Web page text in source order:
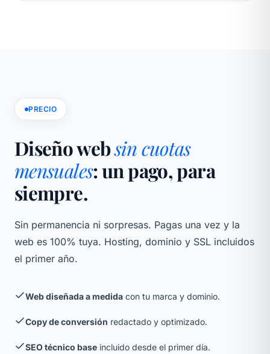
PRECIO
Diseño websin cuotas
mensuales: un pago, para
siempre.
Sin permanencia ni sorpresas. Pagas una vez y la
web es 100% tuya. Hosting, dominio y SSL incluidos
el primer año.
Web diseñada a medida con tu marca y dominio.
Copy de conversión redactado y optimizado.
SEO técnico base incluido desde el primer día.